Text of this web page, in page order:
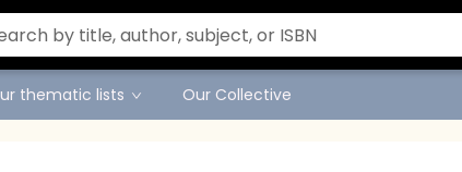
thematic lists Our Collective